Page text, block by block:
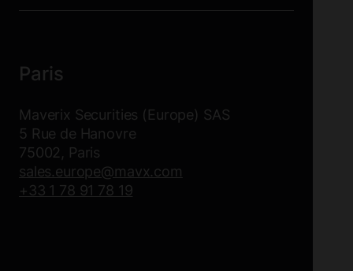
Paris
Maverix Securities (Europe) SAS
5 Rue de Hanovre
75002, Paris
sales.europe@mavx.com
+33 1 78 91 78 19